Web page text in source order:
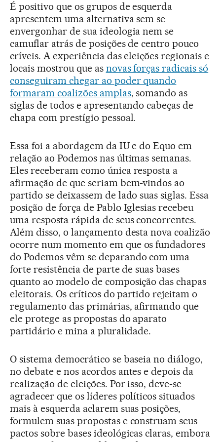
É positivo que os grupos de esquerda
apresentem uma alternativa sem se
envergonhar de sua ideologia nem se
camuflar atrás de posições de centro pouco
críveis. A experiência das eleições regionais e
locais mostrou que as novas forças radicais só
conseguiram chegar ao poder quando
formaram coalizões amplas, somando as
siglas de todos e apresentando cabeças de
chapa com prestígio pessoal.
Essa foi a abordagem da IU e do Equo em
relação ao Podemos nas últimas semanas.
Eles receberam como única resposta a
afirmação de que seriam bem-vindos ao
partido se deixassem de lado suas siglas. Essa
posição de força de Pablo Iglesias recebeu
uma resposta rápida de seus concorrentes.
Além disso, o lançamento desta nova coalizão
ocorre num momento em que os fundadores
do Podemos vêm se deparando com uma
forte resistência de parte de suas bases
quanto ao modelo de composição das chapas
eleitorais. Os críticos do partido rejeitam o
regulamento das primárias, afirmando que
ele protege as propostas do aparato
partidário e mina a pluralidade.
O sistema democrático se baseia no diálogo,
no debate e nos acordos antes e depois da
realização de eleições. Por isso, deve-se
agradecer que os líderes políticos situados
mais à esquerda aclarem suas posições,
formulem suas propostas e construam seus
pactos sobre bases ideológicas claras, embora